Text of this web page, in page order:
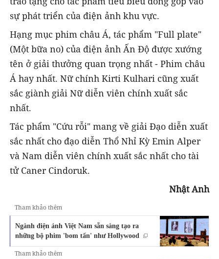
sự phát triển của điện ảnh khu vực.
Hạng mục phim châu Á, tác phẩm "Full plate"
(Một bữa no) của điện ảnh Ấn Độ được xướng
tên ở giải thưởng quan trọng nhất - Phim châu
Á hay nhất. Nữ chính Kirti Kulhari cũng xuất
sắc giành giải Nữ diễn viên chính xuất sắc
nhất.
Tác phẩm "Cứu rỗi" mang về giải Đạo diễn xuất
sắc nhất cho đạo diễn Thổ Nhỉ Kỳ Emin Alper
và Nam diễn viên chính xuất sắc nhất cho tài
tử Caner Cindoruk.
Nhật Anh
Tham khảo thêm
Ngành điện ảnh Việt Nam sẵn sàng tạo ra
những bộ phim 'bom tấn' như Hollywood
Tham khảo thêm